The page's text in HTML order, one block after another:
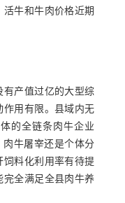
牛和牛肉价格近期
有产值过亿的大型综
作用有限。县域内无
的全链条肉牛企业
牛屠宰还是个体分
饲料化利用率有待提
全满足全县肉牛养